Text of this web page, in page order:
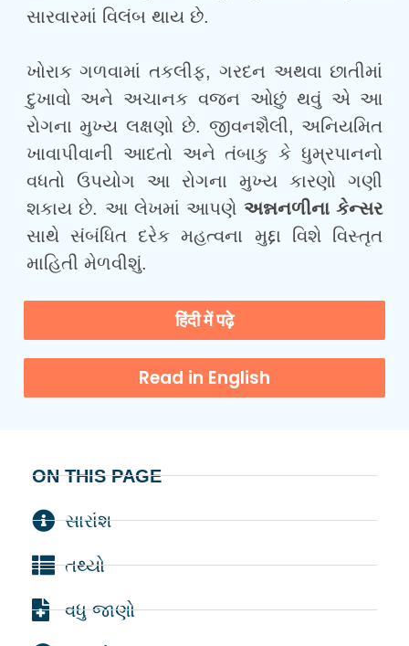
સારવારમાં વિલંબ થાય છે.
ખોરાક ગળવામાં તકલીફ, ગરદન અથવા છાતીમાં
દુખાવો અને અચાનક વજન ઓછું થવું એ આ
રોગના મુખ્ય લક્ષણો છે. જીવનશૈલી, અનિયમિત
ખાવાપીવાની આદતો અને તંબાકુ કે ધુમ્રપાનનો
વધતો ઉપયોગ આ રોગના મુખ્ય કારણો ગણી
શકાય છે. આ લેખમાં આપણે અન્નનળીના કેન્સર
સાથે સંબંધિત દરેક મહત્વના મુદ્દા વિશે વિસ્તૃત
માહિતી મેળવીશું.
हिंदी में पढ़े
Read in English
ON THIS PAGE
સારાંશ
તથ્યો
વધુ જાણો